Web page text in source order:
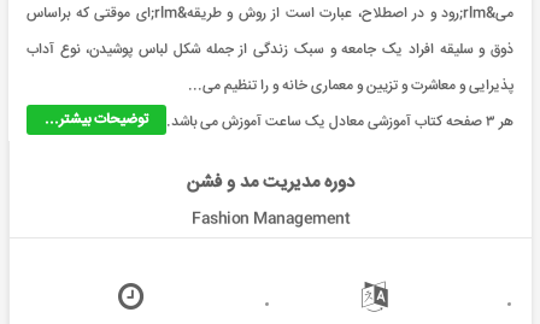
مى&rlm;رود و در اصطلاح، عبارت است از روش و طریقه&rlm;اى موقتى که براساس
ذوق و سلیقه افراد یک جامعه و سبک زندگى از جمله شکل لباس پوشیدن، نوع آداب
پذیرایى و معاشرت و تزیین و معمارى خانه و را تنظیم مى...
توضیحات بیشتر...
هر ۳ صفحه کتاب آموزشی معادل یک ساعت آموزش می باشد.
دوره مدیریت مد و فشن
Fashion Management